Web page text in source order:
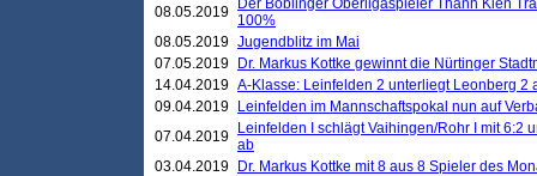
08.05.2019
Der Böblinger Oberligaspieler Thanh Kien
100%
08.05.2019 Jugendblitz im Mai
07.05.2019
Dr. Markus Kottke gewinnt die Nürtinger
14.04.2019 A-Klasse: Leinfelden 2 unterliegt Leonberg 2
09.04.2019
Leinfelden im Mannschaftspokal nun auf
07.04.2019
Leinfelden I schlägt Vaihingen/Rohr I mit 6:2
ab
03.04.2019
Dr. Markus Kottke mit 8 aus 8 Spieler des